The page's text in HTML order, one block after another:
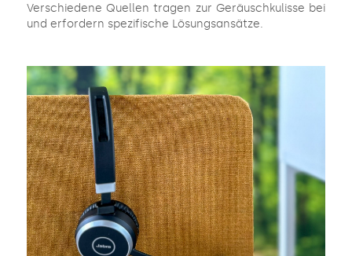
Verschiedene Quellen tragen zur Geräuschkulisse bei
und erfordern spezifische Lösungsansätze.